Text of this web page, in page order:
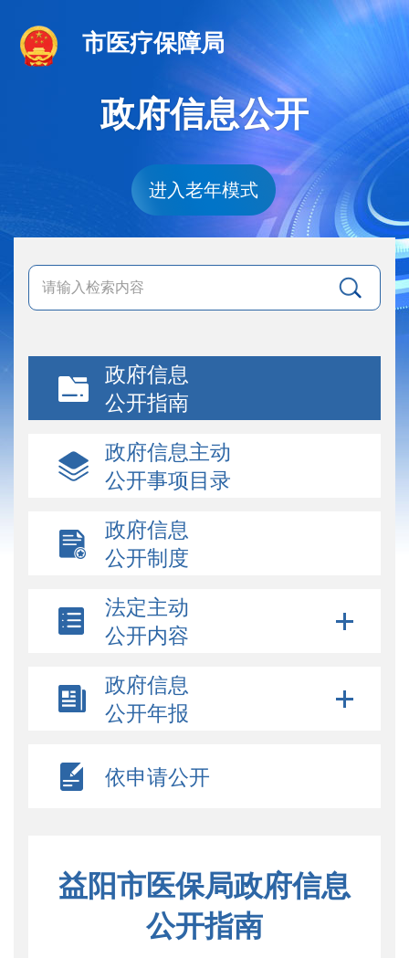
市医疗保障局
进入老年模式
政府信息公开
政府信息
公开指南
政府信息主动
公开事项目录
政府信息
公开制度
法定主动
公开内容
政府信息
公开年报
依申请公开
益阳市医保局政府信息
公开指南